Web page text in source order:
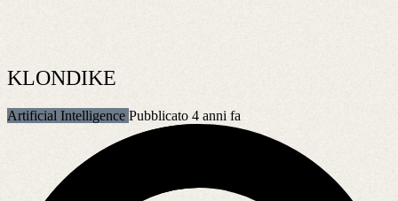
KLONDIKE
Artificial Intelligence Pubblicato 4 anni fa